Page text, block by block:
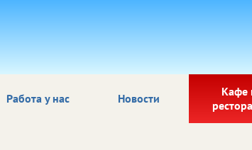
Работа у нас Новости
Кафе